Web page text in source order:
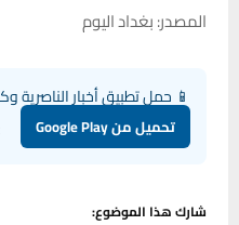
المصدر: بغداد اليوم
📱 حمل تطبيق أخبار الناصرية
تحميل من Google Play
شارك هذا الموضوع: